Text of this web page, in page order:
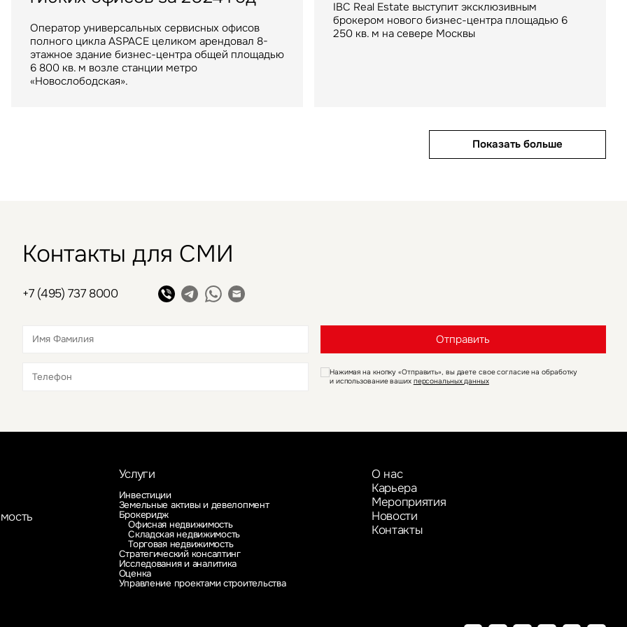
Оператор универсальных сервисных офисов
полного цикла ASPACE целиком арендовал 8-
этажное здание бизнес-центра общей площадью
6 800 кв. м возле станции метро
«Новослободская».
IBC Real Estate выступит эксклюзивным
брокером нового бизнес-центра площадью 6
250 кв. м на севере Москвы
Показать больше
арендатором
Крупнейший российский маркетплейс стал
арендатором склада в индустриальном парке
«РУСИЧ Холмогоры» на северо-востоке Москвы
Компания IBC Real Estate выступила
консультантом крупнейшей за последние три
Показать больше
московских ТРЦ
ТРЦ "Метрополис" общей площадью 205 тыс. кв.
м. был построен девелопером Capital Partners
в 2009 году
Бизнес-центр класса «А» «Пулково Скай»
является премиальным объектом с общей
Показать больше
Контакты для СМИ
+7 (495) 737 8000
Отправить
Нажимая на кнопку «Отправить», вы даете свое согласие на обработку
и использование ваших персональных данных
Услуги
Инвестиции
Земельные активы и девелопмент
Брокеридж
Офисная недвижимость
Складская недвижимость
Торговая недвижимость
Стратегический консалтинг
Исследования и аналитика
Оценка
Управление проектами строительства
О нас
Карьера
Мероприятия
Новости
Контакты